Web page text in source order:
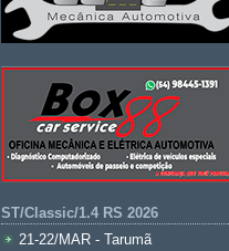
ST/Classic/1.4 RS 2026
21-22/MAR - Tarumã